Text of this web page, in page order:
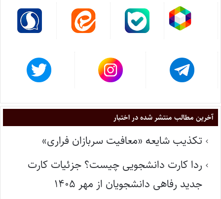
آخرین مطالب منتشر شده در اختبار
تکذیب شایعه «معافیت سربازان فراری»
ردا کارت دانشجویی چیست؟ جزئیات کارت
جدید رفاهی دانشجویان از مهر ۱۴۰۵